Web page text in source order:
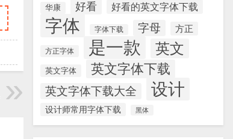
华康 好看 好看的英文字体下载
字体 字体下载 字母 方正
方正字体 是一款 英文
英文字体 英文字体下载
英文字体下载大全 设计
设计师常用字体下载 黑体